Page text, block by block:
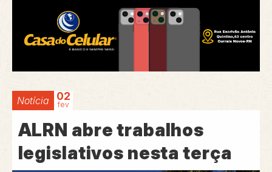
Notícia 02
fev
ALRN abre trabalhos
legislativos nesta terça